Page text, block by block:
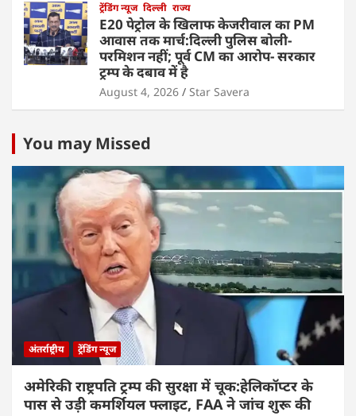
ट्रेंडिंग न्यूज दिल्ली राज्य
E20 पेट्रोल के खिलाफ केजरीवाल का PM
आवास तक मार्च:दिल्ली पुलिस बोली-
परमिशन नहीं; पूर्व CM का आरोप- सरकार
ट्रम्प के दबाव में है
August 4, 2026 Star Savera
You may Missed
अंतर्राष्ट्रीय ट्रेंडिंग न्यूज
अमेरिकी राष्ट्रपति ट्रम्प की सुरक्षा में चूक:हेलिकॉप्टर के
पास से उड़ी कमर्शियल फ्लाइट, FAA ने जांच शुरू की